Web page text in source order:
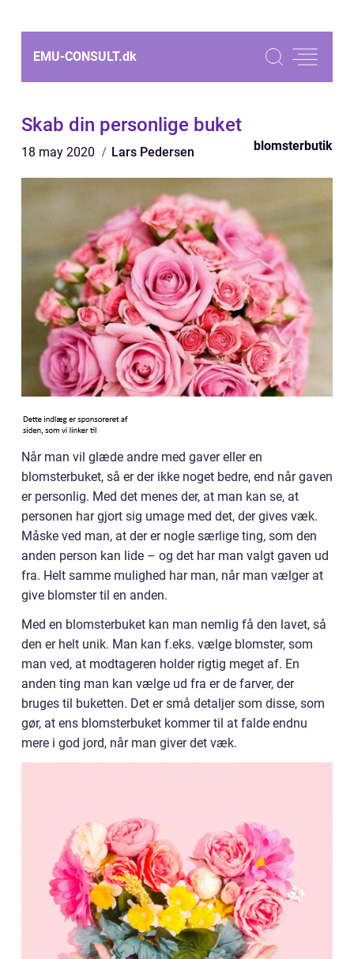
EMU-CONSULT.dk
Skab din personlige buket
18 may 2020 Lars Pedersen blomsterbutik
Når man vil glæde andre med gaver eller en
blomsterbuket, så er der ikke noget bedre, end når gaven
er personlig. Med det menes der, at man kan se, at
personen har gjort sig umage med det, der gives væk.
Måske ved man, at der er nogle særlige ting, som den
anden person kan lide – og det har man valgt gaven ud
fra. Helt samme mulighed har man, når man vælger at
give blomster til en anden.
Med en blomsterbuket kan man nemlig få den lavet, så
den er helt unik. Man kan f.eks. vælge blomster, som
man ved, at modtageren holder rigtig meget af. En
anden ting man kan vælge ud fra er de farver, der
bruges til buketten. Det er små detaljer som disse, som
gør, at ens blomsterbuket kommer til at falde endnu
mere i god jord, når man giver det væk.